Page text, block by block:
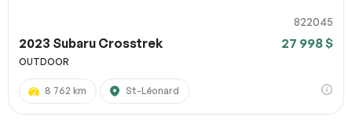
822045
2023 Subaru Crosstrek 27 998 $
OUTDOOR
8 762 km St-Léonard